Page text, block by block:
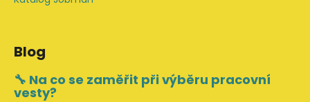
Blog
🔧 Na co se zaměřit při výběru pracovní
vesty?